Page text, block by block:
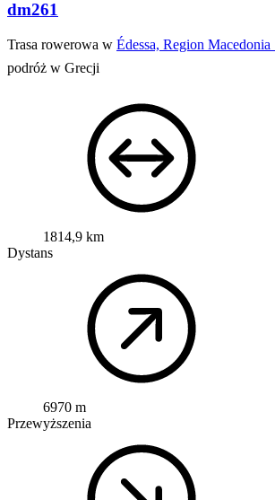
dm261
Trasa rowerowa w Édessa, Region
podróż w Grecji
1814,9 km
Dystans
6970 m
Przewyższenia